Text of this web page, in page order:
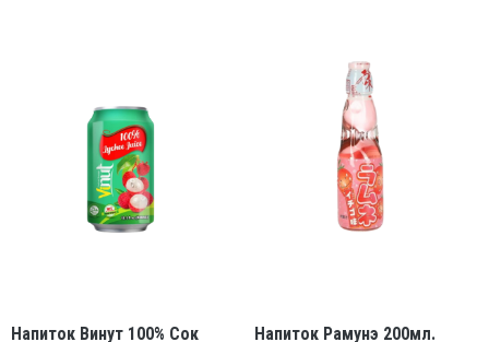
Напиток Винут 100% Сок
Напиток Рамунэ 200мл.